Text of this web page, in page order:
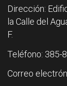
Dirección:
la Calle del
F.
Teléfono: 385-
Correo